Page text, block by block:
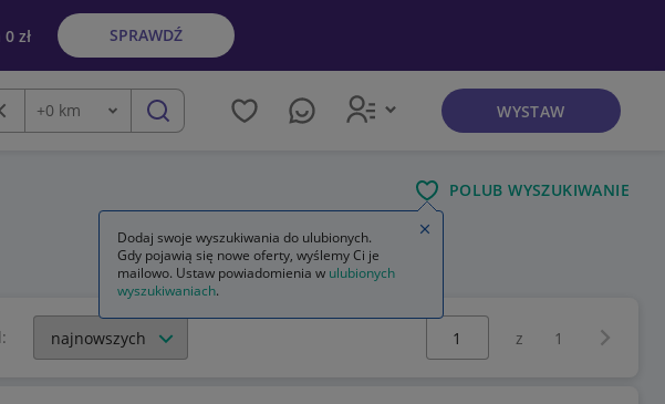
zł SPRAWDŹ
frazę
Odległość
+0 km szukaj WYSTAW
POLUB WYSZUKIWANIE
Wybierz stronę:
z 1
Dodaj swoje wyszukiwania do ulubionych.
Gdy pojawią się nowe oferty, wyślemy Ci je
mailowo. Ustaw powiadomienia w ulubionych
wyszukiwaniach.
Zamknij wskazówkę